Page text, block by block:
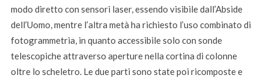
modo diretto con sensori laser, essendo visibile dall’Abside
dell’Uomo, mentre l’altra metà ha richiesto l’uso combinato di
fotogrammetria, in quanto accessibile solo con sonde
telescopiche attraverso aperture nella cortina di colonne
oltre lo scheletro. Le due parti sono state poi ricomposte e